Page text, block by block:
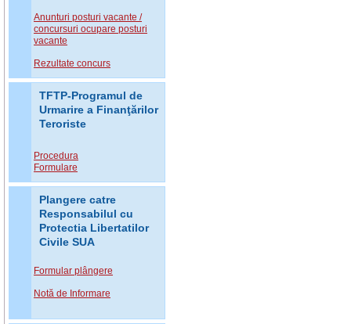
Anunturi posturi vacante /
concursuri ocupare posturi
vacante
Rezultate concurs
TFTP-Programul de
Urmarire a Finanţărilor
Teroriste
Procedura
Formulare
Plangere catre
Responsabilul cu
Protectia Libertatilor
Civile SUA
Formular plângere
Notă de Informare